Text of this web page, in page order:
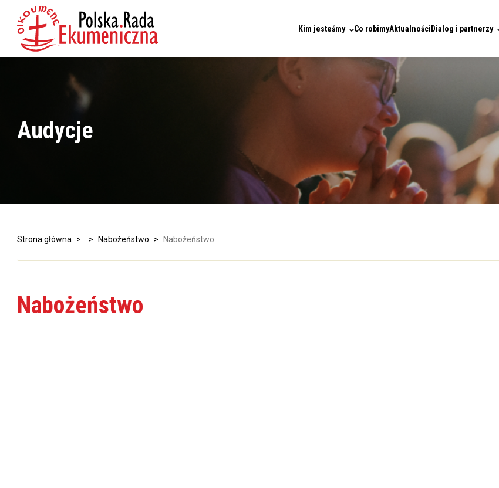
Kim jesteśmy Co robimyAktualnościDialog i partnerzy
Audycje
Strona główna > > Nabożeństwo > Nabożeństwo
Nabożeństwo